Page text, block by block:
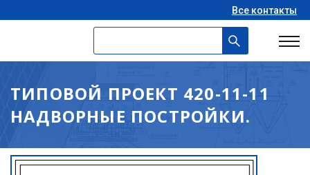
Все контакты
ТИПОВОЙ ПРОЕКТ 420-11-11
НАДВОРНЫЕ ПОСТРОЙКИ.